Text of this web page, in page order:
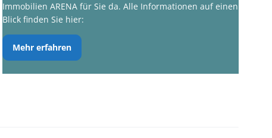
Immobilien ARENA für Sie da. Alle Informationen auf einen
Blick finden Sie hier:
Mehr erfahren